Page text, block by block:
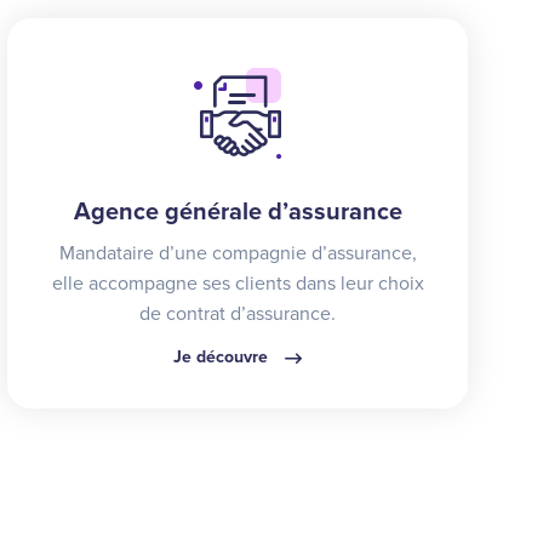
Agence générale d’assurance
Mandataire d’une compagnie d’assurance,
elle accompagne ses clients dans leur choix
de contrat d’assurance.
Je découvre